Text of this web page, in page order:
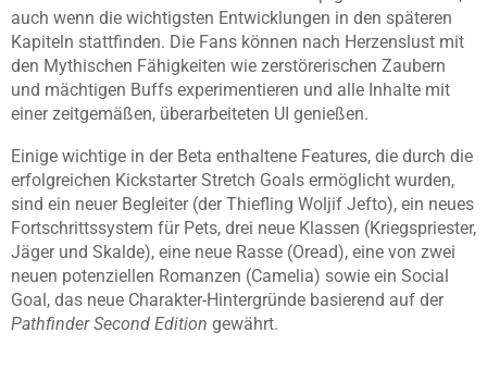
auch wenn die wichtigsten Entwicklungen in den späteren
Kapiteln stattfinden. Die Fans können nach Herzenslust mit
den Mythischen Fähigkeiten wie zerstörerischen Zaubern
und mächtigen Buffs experimentieren und alle Inhalte mit
einer zeitgemäßen, überarbeiteten UI genießen.
Einige wichtige in der Beta enthaltene Features, die durch die
erfolgreichen Kickstarter Stretch Goals ermöglicht wurden,
sind ein neuer Begleiter (der Thiefling Woljif Jefto), ein neues
Fortschrittssystem für Pets, drei neue Klassen (Kriegspriester,
Jäger und Skalde), eine neue Rasse (Oread), eine von zwei
neuen potenziellen Romanzen (Camelia) sowie ein Social
Goal, das neue Charakter-Hintergründe basierend auf der
Pathfinder Second Edition gewährt.